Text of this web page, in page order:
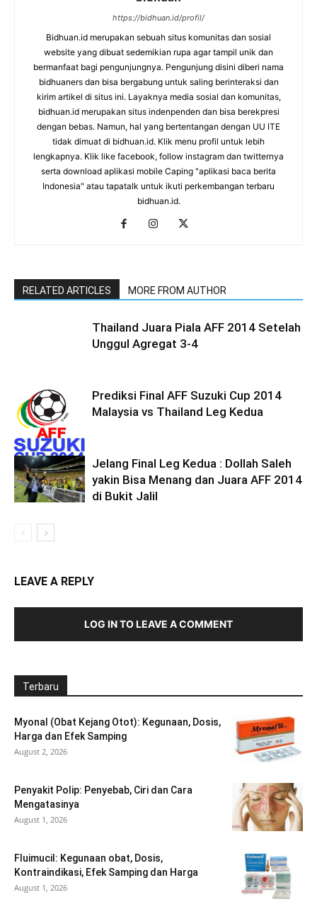
https://bidhuan.id/profil/
Bidhuan.id merupakan sebuah situs komunitas dan sosial
website yang dibuat sedemikian rupa agar tampil unik dan
bermanfaat bagi pengunjungnya. Pengunjung disini diberi nama
bidhuaners dan bisa bergabung untuk saling berinteraksi dan
kirim artikel di situs ini. Layaknya media sosial dan komunitas,
bidhuan.id merupakan situs indenpenden dan bisa berekpresi
dengan bebas. Namun, hal yang bertentangan dengan UU ITE
tidak dimuat di bidhuan.id. Klik menu profil untuk lebih
lengkapnya. Klik like facebook, follow instagram dan twitternya
serta download aplikasi mobile Caping "aplikasi baca berita
Indonesia" atau tapatalk untuk ikuti perkembangan terbaru
bidhuan.id.
RELATED ARTICLES MORE FROM AUTHOR
Thailand Juara Piala AFF 2014 Setelah
Unggul Agregat 3-4
Prediksi Final AFF Suzuki Cup 2014
Malaysia vs Thailand Leg Kedua
Jelang Final Leg Kedua : Dollah Saleh
yakin Bisa Menang dan Juara AFF 2014
di Bukit Jalil
LEAVE A REPLY
LOG IN TO LEAVE A COMMENT
Terbaru
Myonal (Obat Kejang Otot): Kegunaan, Dosis,
Harga dan Efek Samping
August 2, 2026
Penyakit Polip: Penyebab, Ciri dan Cara
Mengatasinya
August 1, 2026
Fluimucil: Kegunaan obat, Dosis,
Kontraindikasi, Efek Samping dan Harga
August 1, 2026